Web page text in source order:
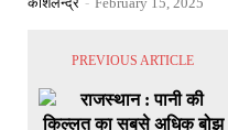
PREVIOUS ARTICLE